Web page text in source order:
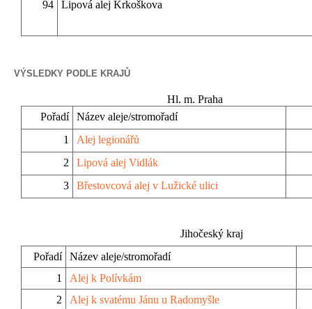
94 Lipová alej Krkoškova
VÝSLEDKY PODLE KRAJŮ
Hl. m. Praha
Pořadí
Název aleje/stromořadí
1
Alej legionářů
2
Lipová alej Vidlák
3
Břestovcová alej v Lužické ulici
Jihočeský kraj
Pořadí
Název aleje/stromořadí
1
Alej k Polívkám
2
Alej k svatému Jánu u Radomyšle